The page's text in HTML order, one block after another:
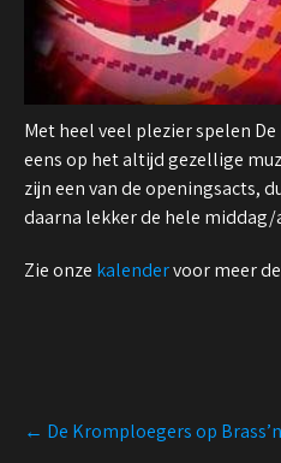
Met heel veel plezier spelen
eens op het altijd gezellige
zijn een van de openingsacts,
daarna lekker de hele middag/
Zie onze kalendervoor meer
Post
navigation
← De Kromploegers op